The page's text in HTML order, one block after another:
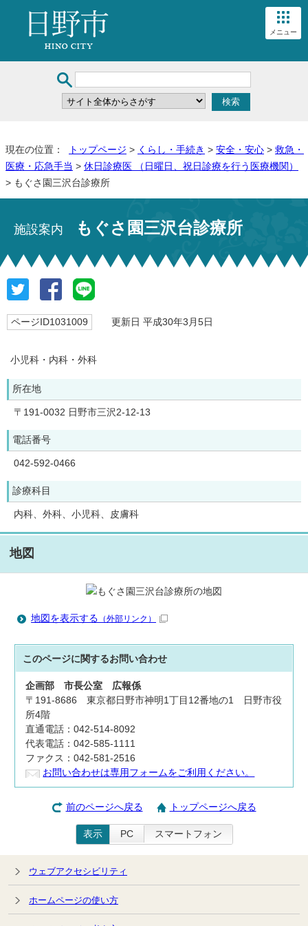
メニュー
現在の位置： トップページ > くらし・手続き > 安全・安心 > 救急・
医療・応急手当 > 休日診療医 （日曜日、祝日診療を行う医療機関）
> もぐさ園三沢台診療所
施設案内 もぐさ園三沢台診療所
ページID1031009 更新日 平成30年3月5日
小児科・内科・外科
所在地
〒191-0032 日野市三沢2-12-13
電話番号
042-592-0466
診療科目
内科、外科、小児科、皮膚科
地図
地図を表示する （外部リンク）
このページに関するお問い合わせ
企画部市長公室 広報係
〒191-8686 東京都日野市神明1丁目12番地の1 日野市役
所4階
直通電話：042-514-8092
代表電話：042-585-1111
ファクス：042-581-2516
お問い合わせは専用フォームをご利用ください。
前のページへ戻る トップページへ戻る
表示 PC スマートフォン
ウェブアクセシビリティ
ホームページの使い方